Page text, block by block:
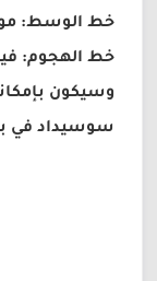
خط الوسط:
خط الهجوم:
وسيكون
سوسيداد في